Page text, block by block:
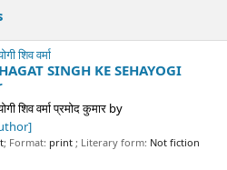
शिव वर्मा
SINGH KE SEHAYOGI
शिव वर्मा प्रमोद कुमार by
; Format: print; Literary form: Not fiction